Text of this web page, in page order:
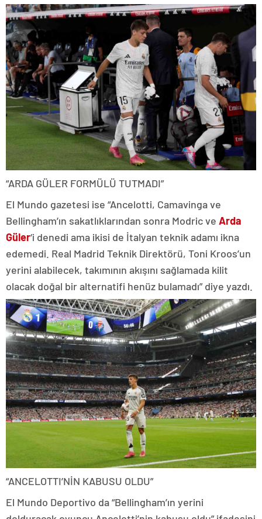
“ARDA GÜLER FORMÜLÜ TUTMADI”
El Mundo gazetesi ise “Ancelotti, Camavinga ve
Bellingham’ın sakatlıklarından sonra Modric ve Arda
Güler‘i denedi ama ikisi de İtalyan teknik adamı ikna
edemedi. Real Madrid Teknik Direktörü, Toni Kroos’un
yerini alabilecek, takımının akışını sağlamada kilit
olacak doğal bir alternatifi henüz bulamadı” diye yazdı.
“ANCELOTTI’NİN KABUSU OLDU”
El Mundo Deportivo da “Bellingham’ın yerini